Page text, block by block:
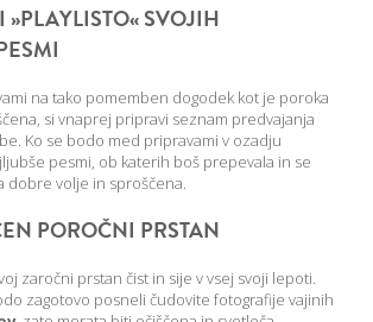
»PLAYLISTO« SVOJIH
na tako pomemben dogodek kot je poroka
si vnaprej pripravi seznam predvajanja
Ko se bodo med pripravami v ozadju
pesmi, ob katerih boš prepevala in se
dobre volje in sproščena.
POROČNI PRSTAN
zaročni prstan čist in sije v vsej svoji lepoti.
zagotovo posneli čudovite fotografije vajinih